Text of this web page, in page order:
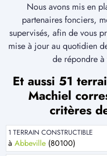
Nous avons mis en
partenaires fonciers,
supervisés, afin de vous
mise à jour au quotidien
de répondre
Et aussi 51
Machiel
critères
1 TERRAIN CONSTRUCTIBLE
à Abbeville (80100)